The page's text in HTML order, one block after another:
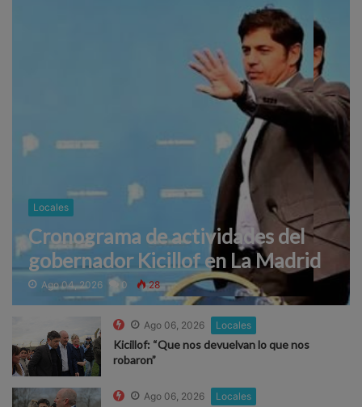
Locales
Cronograma de actividades del
gobernador Kicillof en La Madrid
Ago 04, 2026 0 28
Ago 06, 2026 Locales
Kicillof: “Que nos devuelvan lo que nos
robaron”
Ago 06, 2026 Locales